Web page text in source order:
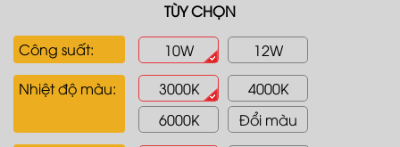
TÙY CHỌN
Công suất:
10W
12W
Nhiệt độ màu:
3000K
4000K
6000K
Đổi màu